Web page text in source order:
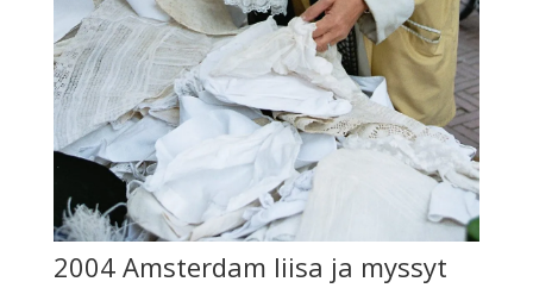
2004 Amsterdam liisa ja myssyt